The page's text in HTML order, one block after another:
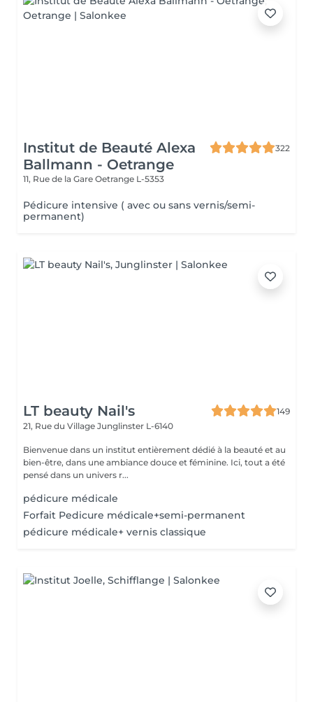
Institut de Beauté Alexa
Ballmann - Oetrange
322
11, Rue de la Gare Oetrange L-5353
Pédicure intensive ( avec ou sans vernis/semi-
permanent)
LT beauty Nail's
149
21, Rue du Village Junglinster L-6140
Bienvenue dans un institut entièrement dédié à la beauté et au
bien-être, dans une ambiance douce et féminine. Ici, tout a été
pensé dans un univers r...
pédicure médicale
Forfait Pedicure médicale+semi-permanent
pédicure médicale+ vernis classique